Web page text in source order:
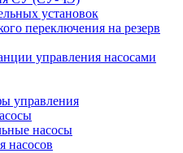
установок
переключения на резерв
управления насосами
управления
насосы
насосов